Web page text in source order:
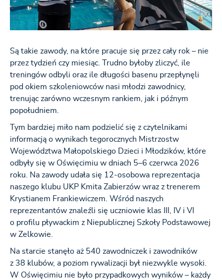
Są takie zawody, na które pracuje się przez cały rok – nie
przez tydzień czy miesiąc. Trudno byłoby zliczyć, ile
treningów odbyli oraz ile długości basenu przepłynęli
pod okiem szkoleniowców nasi młodzi zawodnicy,
trenując zarówno wczesnym rankiem, jak i późnym
popołudniem.
Tym bardziej miło nam podzielić się z czytelnikami
informacją o wynikach tegorocznych Mistrzostw
Województwa Małopolskiego Dzieci i Młodzików, które
odbyły się w Oświęcimiu w dniach 5–6 czerwca 2026
roku. Na zawody udała się 12-osobowa reprezentacja
naszego klubu UKP Kmita Zabierzów wraz z trenerem
Krystianem Frankiewiczem. Wśród naszych
reprezentantów znaleźli się uczniowie klas III, IV i VI
o profilu pływackim z Niepublicznej Szkoły Podstawowej
w Zelkowie.
Na starcie stanęło aż 540 zawodniczek i zawodników
z 38 klubów, a poziom rywalizacji był niezwykle wysoki.
W Oświęcimiu nie było przypadkowych wyników – każdy